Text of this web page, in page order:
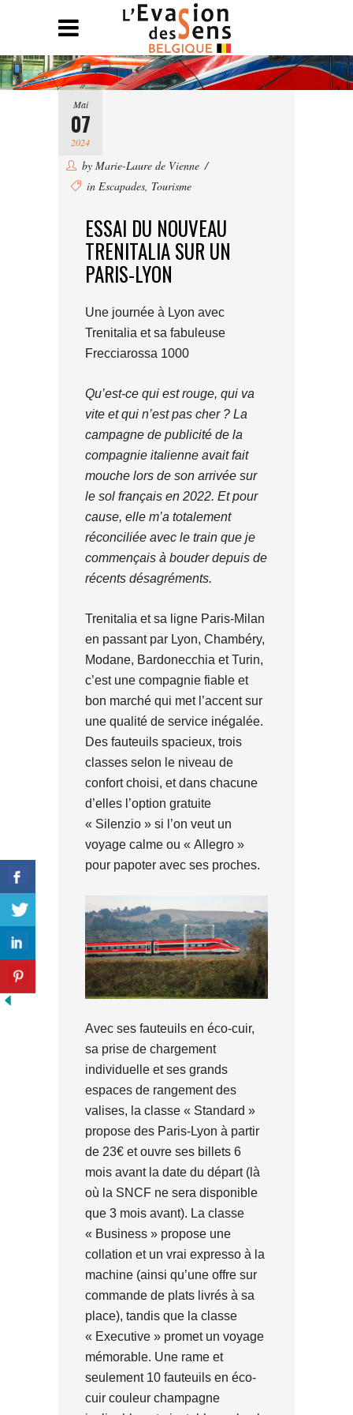
Mai
07
2024
by Marie-Laure de Vienne
in Escapades, Tourisme
ESSAI DU NOUVEAU
TRENITALIA SUR UN
PARIS-LYON
Une journée à Lyon avec
Trenitalia et sa fabuleuse
Frecciarossa 1000
Qu’est-ce qui est rouge, qui va
vite et qui n’est pas cher ? La
campagne de publicité de la
compagnie italienne avait fait
mouche lors de son arrivée sur
le sol français en 2022. Et pour
cause, elle m’a totalement
réconciliée avec le train que je
commençais à bouder depuis de
récents désagréments.
Trenitalia et sa ligne Paris-Milan
en passant par Lyon, Chambéry,
Modane, Bardonecchia et Turin,
c’est une compagnie fiable et
bon marché qui met l’accent sur
une qualité de service inégalée.
Des fauteuils spacieux, trois
classes selon le niveau de
confort choisi, et dans chacune
d’elles l’option gratuite
« Silenzio » si l’on veut un
voyage calme ou « Allegro »
pour papoter avec ses proches.
Avec ses fauteuils en éco-cuir,
sa prise de chargement
individuelle et ses grands
espaces de rangement des
valises, la classe « Standard »
propose des Paris-Lyon à partir
de 23€ et ouvre ses billets 6
mois avant la date du départ (là
où la SNCF ne sera disponible
que 3 mois avant). La classe
« Business » propose une
collation et un vrai expresso à la
machine (ainsi qu’une offre sur
commande de plats livrés à sa
place), tandis que la classe
« Executive » promet un voyage
mémorable. Une rame et
seulement 10 fauteuils en éco-
cuir couleur champagne